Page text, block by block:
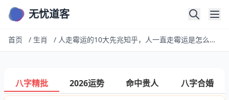
无忧道客
首页 / 生肖 / 人走霉运的10大先兆知乎，人一直走霉运是怎么回事
八字精批 2026运势 命中贵人 八字合婚